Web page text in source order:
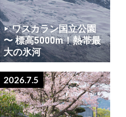
ワスカラン国立公園
〜 標高5000m！熱帯最
大の氷河
2026.7.5